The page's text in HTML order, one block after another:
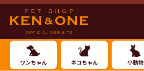
ワンちゃん ネコちゃん 小動物